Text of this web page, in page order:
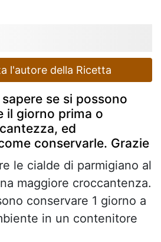
l'autore della Ricetta
se si possono
il giorno prima o
ed
conservarle. Grazie
le cialde di parmigiano al
maggiore croccantenza.
conservare 1 giorno a
in un contenitore